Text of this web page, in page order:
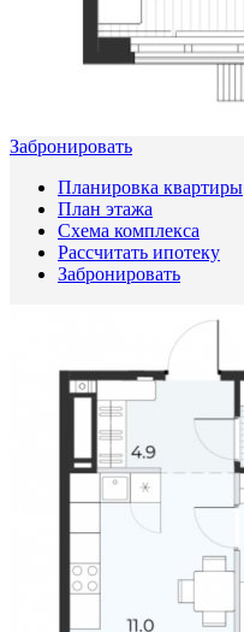
Забронировать
Планировка квартиры
План этажа
Схема комплекса
Рассчитать ипотеку
Забронировать